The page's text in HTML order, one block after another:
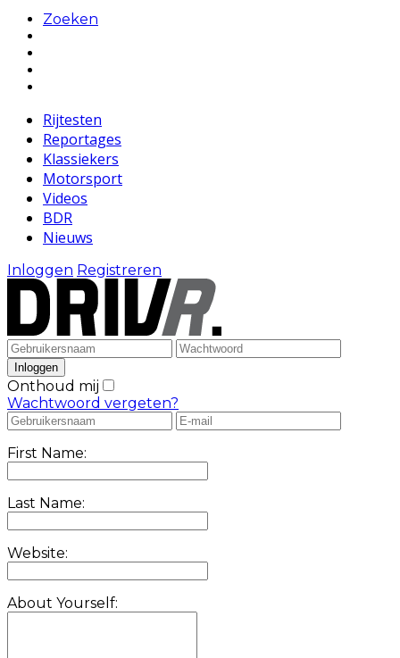
Zoeken
Rijtesten
Reportages
Klassiekers
Motorsport
Videos
BDR
Nieuws
Inloggen Registreren
Onthoud mij
Wachtwoord vergeten?
First Name:
Last Name:
Website:
About Yourself: